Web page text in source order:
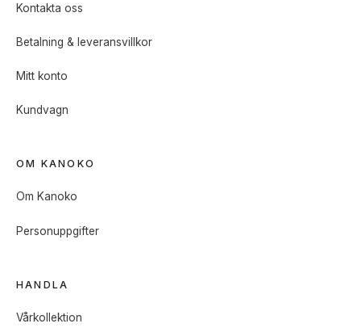
Kontakta oss
Betalning & leveransvillkor
Mitt konto
Kundvagn
OM KANOKO
Om Kanoko
Personuppgifter
HANDLA
Vårkollektion